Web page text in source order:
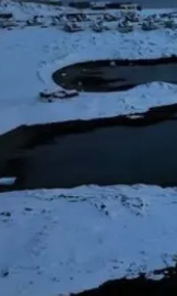
مصرية حديثة وقوية –
المذيعة سونيا كمال –
لبرنامج لمكافحة
في دورة استثنائية –
جاهزين للمنافسة» –
الدولي بمكتبة